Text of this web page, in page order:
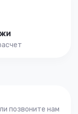
позвоните нам